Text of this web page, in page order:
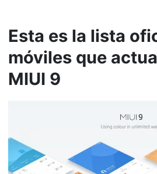
Esta es la lista
móviles que
MIUI 9